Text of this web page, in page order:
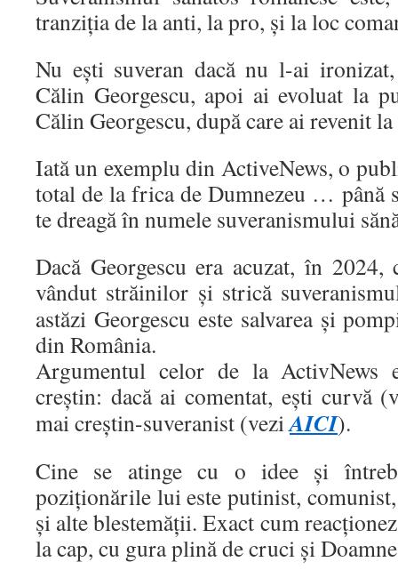
tranziția de la anti, la pro, și la loc
Nu ești suveran dacă nu l-ai
Călin Georgescu, apoi ai evoluat la
Călin Georgescu, după care ai revenit
Iată un exemplu din ActiveNews, o
total de la frica de Dumnezeu … până
te dreagă în numele suveranismului
Dacă Georgescu era acuzat, în 2024,
vândut străinilor și strică
astăzi Georgescu este salvarea și
din România.
Argumentul celor de la ActivNews
creștin: dacă ai comentat, ești curvă
mai creștin-suveranist (veziAICI).
Cine se atinge cu o idee și
poziționările lui este putinist,
și alte blestemății. Exact cum
la cap, cu gura plină de cruci și